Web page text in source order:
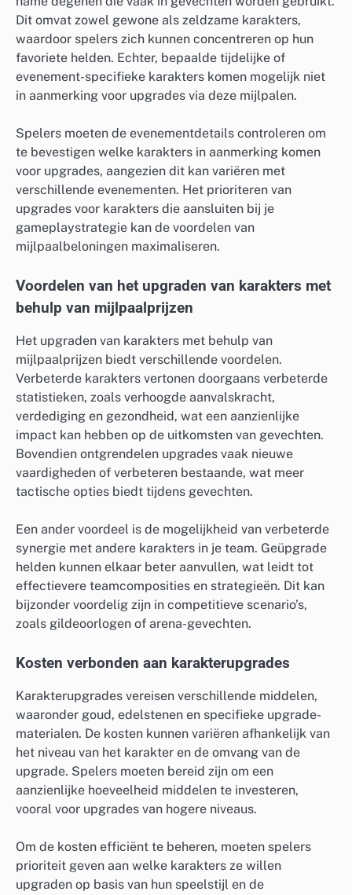
Dit omvat zowel gewone als zeldzame karakters,
waardoor spelers zich kunnen concentreren op hun
favoriete helden. Echter, bepaalde tijdelijke of
evenement-specifieke karakters komen mogelijk niet
in aanmerking voor upgrades via deze mijlpalen.
Spelers moeten de evenementdetails controleren om
te bevestigen welke karakters in aanmerking komen
voor upgrades, aangezien dit kan variëren met
verschillende evenementen. Het prioriteren van
upgrades voor karakters die aansluiten bij je
gameplaystrategie kan de voordelen van
mijlpaalbeloningen maximaliseren.
Voordelen van het upgraden van karakters met
behulp van mijlpaalprijzen
Het upgraden van karakters met behulp van
mijlpaalprijzen biedt verschillende voordelen.
Verbeterde karakters vertonen doorgaans verbeterde
statistieken, zoals verhoogde aanvalskracht,
verdediging en gezondheid, wat een aanzienlijke
impact kan hebben op de uitkomsten van gevechten.
Bovendien ontgrendelen upgrades vaak nieuwe
vaardigheden of verbeteren bestaande, wat meer
tactische opties biedt tijdens gevechten.
Een ander voordeel is de mogelijkheid van verbeterde
synergie met andere karakters in je team. Geüpgrade
helden kunnen elkaar beter aanvullen, wat leidt tot
effectievere teamcomposities en strategieën. Dit kan
bijzonder voordelig zijn in competitieve scenario’s,
zoals gildeoorlogen of arena-gevechten.
Kosten verbonden aan karakterupgrades
Karakterupgrades vereisen verschillende middelen,
waaronder goud, edelstenen en specifieke upgrade-
materialen. De kosten kunnen variëren afhankelijk van
het niveau van het karakter en de omvang van de
upgrade. Spelers moeten bereid zijn om een
aanzienlijke hoeveelheid middelen te investeren,
vooral voor upgrades van hogere niveaus.
Om de kosten efficiënt te beheren, moeten spelers
prioriteit geven aan welke karakters ze willen
upgraden op basis van hun speelstijl en de